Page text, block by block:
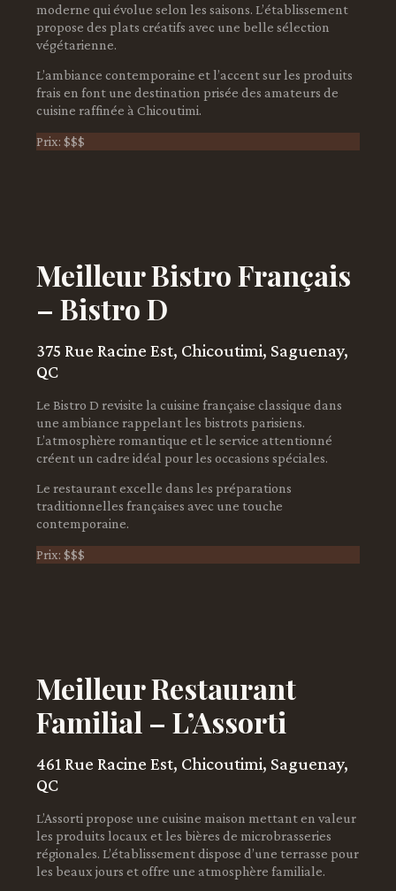
moderne qui évolue selon les saisons. L’établissement
propose des plats créatifs avec une belle sélection
végétarienne.
L’ambiance contemporaine et l’accent sur les produits
frais en font une destination prisée des amateurs de
cuisine raffinée à Chicoutimi.
Prix: $$$
Meilleur Bistro Français
– Bistro D
375 Rue Racine Est, Chicoutimi, Saguenay,
QC
Le Bistro D revisite la cuisine française classique dans
une ambiance rappelant les bistrots parisiens.
L’atmosphère romantique et le service attentionné
créent un cadre idéal pour les occasions spéciales.
Le restaurant excelle dans les préparations
traditionnelles françaises avec une touche
contemporaine.
Prix: $$$
Meilleur Restaurant
Familial – L’Assorti
461 Rue Racine Est, Chicoutimi, Saguenay,
QC
L’Assorti propose une cuisine maison mettant en valeur
les produits locaux et les bières de microbrasseries
régionales. L’établissement dispose d’une terrasse pour
les beaux jours et offre une atmosphère familiale.